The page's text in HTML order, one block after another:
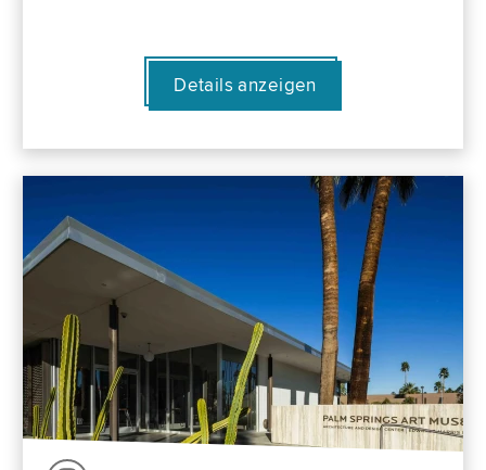
Details anzeigen